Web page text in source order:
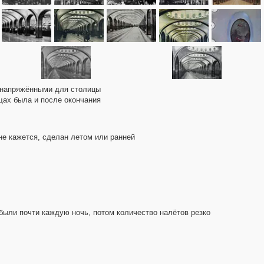
для столицы
была и после окончания
кажется, сделан летом или ранней
почти каждую ночь, потом количество налётов резко